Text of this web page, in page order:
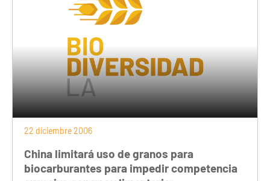
22 diciembre 2006
China limitará uso de granos para
biocarburantes para impedir competencia